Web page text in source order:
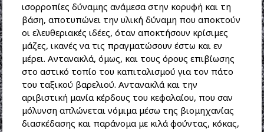
ισορροπίες δύναμης ανάμεσα στην κορυφή και τη
βάση, αποτυπώνει την υλική δύναμη που αποκτούν
οι ελευθεριακές ιδέες, όταν αποκτήσουν κρίσιμες
μάζες, ικανές να τις πραγματώσουν έστω και εν
μέρει. Αντανακλά, όμως, και τους όρους επιβίωσης
στο αστικό τοπίο του καπιταλισμού για τον πάτο
του ταξικού βαρελιού. Αντανακλά και την
αριβιστική μανία κέρδους του κεφαλαίου, που σαν
μόλυνση απλώνεται νόμιμα μέσω της βιομηχανίας
διασκέδασης και παράνομα με κιλά φούντας, κόκας,